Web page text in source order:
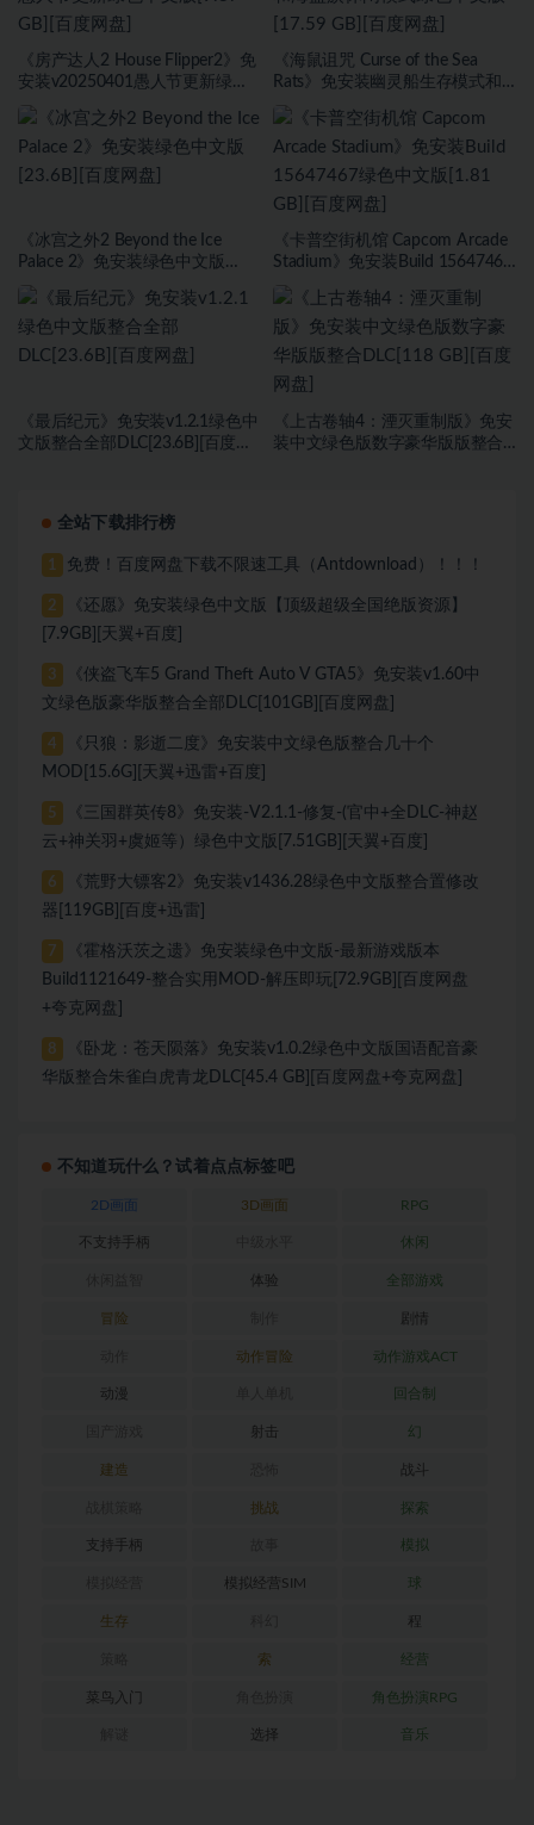
《房产达人2 House Flipper2》免
安装v20250401愚人节更新绿色
《海鼠诅咒 Curse of the Sea
Rats》免安装幽灵船生存模式和
GB][百度网盘]
《冰宫之外2 Beyond the Ice
Palace 2》免安装绿色中文版
《卡普空街机馆 Capcom Arcade
Stadium》免安装Build 15647467
《最后纪元》免安装v1.2.1绿色中
文版整合全部DLC[23.6B][百度网
《上古卷轴4：湮灭重制版》免安
装中文绿色版数字豪华版版整合
全站下载排行榜
1 免费！百度网盘下载不限速工具（Antdownload）！！！
2
《还愿》免安装绿色中文版【顶级超级全国绝版资源】
[7.9GB][天翼+百度]
3
《侠盗飞车5 Grand Theft Auto V GTA5》免安装v1.60中
文绿色版豪华版整合全部DLC[101GB][百度网盘]
4
《只狼：影逝二度》免安装中文绿色版整合几十个
MOD[15.6G][天翼+迅雷+百度]
5
《三国群英传8》免安装-V2.1.1-修复-(官中+全DLC-神赵
云+神关羽+虞姬等）绿色中文版[7.51GB][天翼+百度]
6
《荒野大镖客2》免安装v1436.28绿色中文版整合置修改
器[119GB][百度+迅雷]
7
《霍格沃茨之遗》免安装绿色中文版-最新游戏版本
Build1121649-整合实用MOD-解压即玩[72.9GB][百度网盘
+夸克网盘]
8
《卧龙：苍天陨落》免安装v1.0.2绿色中文版国语配音豪
华版整合朱雀白虎青龙DLC[45.4 GB][百度网盘+夸克网盘]
不知道玩什么？试着点点标签吧
2D画面 3D画面 RPG
不支持手柄 休闲
体验 全部游戏
冒险 剧情
动作冒险 动作游戏ACT
动漫 回合制
射击 幻
建造 战斗
挑战 探索
支持手柄 模拟
模拟经营SIM 球
生存 程
索 经营
菜鸟入门 角色扮演RPG
选择 音乐